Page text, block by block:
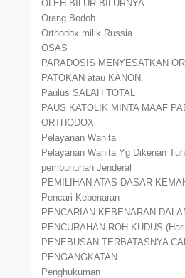
OLEH BILUR-BILURNYA
Orang Bodoh
Orthodox milik Russia
OSAS
PARADOSIS MENYESATKAN
PATOKAN atau KANON.
Paulus SALAH TOTAL
PAUS KATOLIK MINTA MAAF
ORTHODOX
Pelayanan Wanita
Pelayanan Wanita Yg Dikenan
pembunuhan Jenderal
PEMILIHAN ATAS DASAR
Pencari Kebenaran
PENCARIAN KEBENARAN
PENCURAHAN ROH KUDUS
PENEBUSAN TERBATASNYA
PENGANGKATAN
Penghukuman